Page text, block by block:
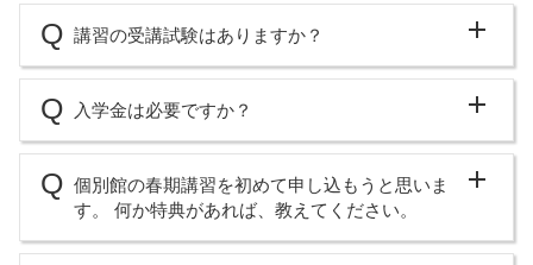
講習の受講試験はありますか？
入学金は必要ですか？
個別館の春期講習を初めて申し込もうと思いま
す。 何か特典があれば、教えてください。